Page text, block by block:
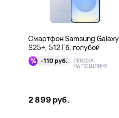
Смартфон Samsung Galaxy
S25+, 512 Гб, голубой
-110 руб. СКИДКА
НА ПОШЛИНУ
2 899 руб.